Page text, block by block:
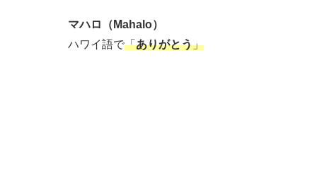
マハロ（Mahalo）
ハワイ語で「ありがとう」